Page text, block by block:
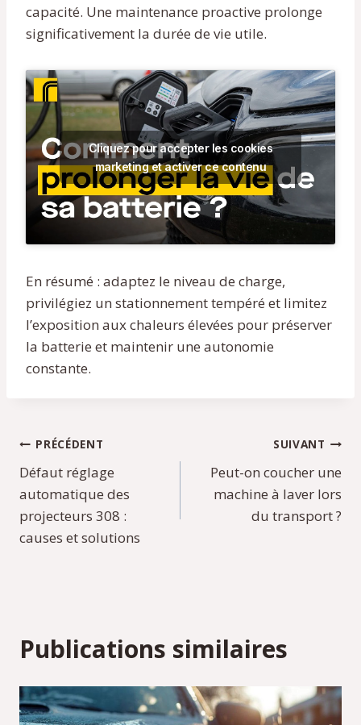
capacité. Une maintenance proactive prolonge
significativement la durée de vie utile.
Cliquez pour accepter les cookies
marketing et activer ce contenu
En résumé : adaptez le niveau de charge,
privilégiez un stationnement tempéré et limitez
l’exposition aux chaleurs élevées pour préserver
la batterie et maintenir une autonomie
constante.
Navigation
de
l’article
PRÉCÉDENT
Défaut réglage
automatique des
projecteurs 308 :
causes et solutions
SUIVANT
Peut-on coucher une
machine à laver lors
du transport ?
Publications similaires